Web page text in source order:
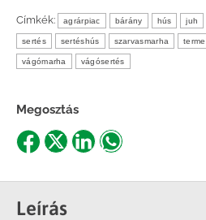
Címkék: agrárpiac bárány hús juh
sertés sertéshús szarvasmarha
vágómarha vágósertés
Megosztás
Share
Facebook
Share
X
ShareShare
Leírás